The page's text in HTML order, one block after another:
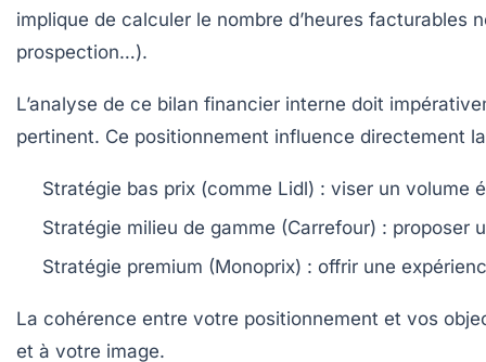
implique de calculer le nombre d’heures facturables
prospection…).
L’analyse de ce bilan financier interne doit
pertinent. Ce positionnement influence directement
Stratégie bas prix (comme Lidl) : viser un volume
Stratégie milieu de gamme (Carrefour) : proposer
Stratégie premium (Monoprix) : offrir une
La cohérence entre votre positionnement et vos
et à votre image.